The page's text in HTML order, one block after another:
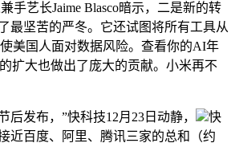
手艺长Jaime Blasco暗示，二是新的转
最坚苦的严冬。它还试图将所有工具从
美国人面对数据风险。查看你的AI年
扩大也做出了庞大的贡献。小米再不
发布，”快科技12月23日动静，
快
近百度、阿里、腾讯三家的总和（约